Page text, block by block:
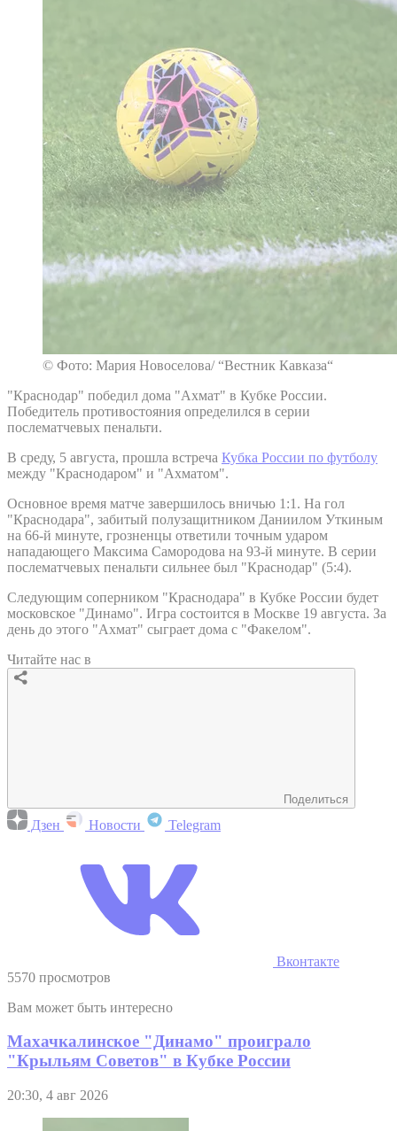
© Фото: Мария Новоселова/ “Вестник Кавказа“
"Краснодар" победил дома "Ахмат" в Кубке России.
Победитель противостояния определился в серии
послематчевых пенальти.
В среду, 5 августа, прошла встреча Кубка России по футболу
между "Краснодаром" и "Ахматом".
Основное время матче завершилось вничью 1:1. На гол
"Краснодара", забитый полузащитником Даниилом Уткиным
на 66-й минуте, грозненцы ответили точным ударом
нападающего Максима Самородова на 93-й минуте. В серии
послематчевых пенальти сильнее был "Краснодар" (5:4).
Следующим соперником "Краснодара" в Кубке России будет
московское "Динамо". Игра состоится в Москве 19 августа. За
день до этого "Ахмат" сыграет дома с "Факелом".
Читайте нас в
Поделиться
Дзен Новости Telegram
Вконтакте
5570 просмотров
Вам может быть интересно
Махачкалинское "Динамо" проиграло
"Крыльям Советов" в Кубке России
20:30, 4 авг 2026